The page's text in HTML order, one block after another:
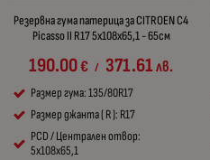
Резервна гума патерица за CITROEN C4
Picasso II R17 5x108x65,1 - 65см
190.00€ / 371.61лв.
Размер гума: 135/80R17
Размер джанта ( R ): R17
PCD / Централен отвор:
5x108x65,1